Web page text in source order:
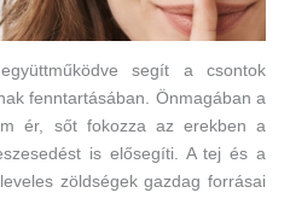
segít a csontok
fenntartásában. Önmagában a
ér, sőt fokozza az erekben a
is elősegíti. A tej és a
zöldségek gazdag forrásai